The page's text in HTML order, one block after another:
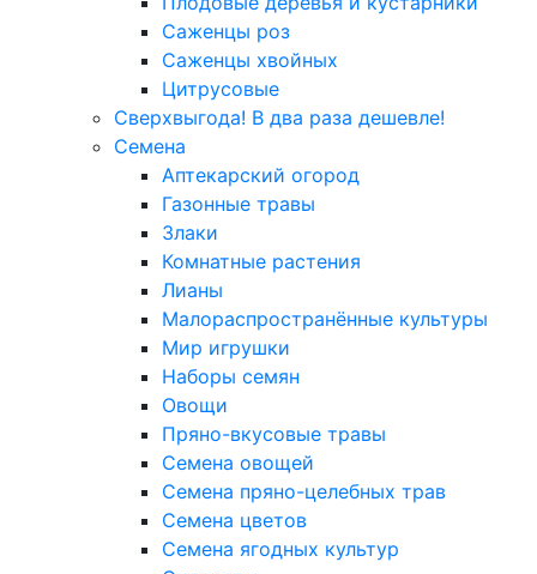
Саженцы роз
Саженцы хвойных
Цитрусовые
Сверхвыгода! В два раза дешевле!
Семена
Аптекарский огород
Газонные травы
Злаки
Комнатные растения
Лианы
Малораспространённые культуры
Мир игрушки
Наборы семян
Овощи
Пряно-вкусовые травы
Семена овощей
Семена пряно-целебных трав
Семена цветов
Семена ягодных культур